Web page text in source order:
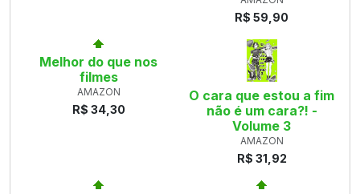
R$ 59,90
Melhor do que nos
filmes
AMAZON
R$ 34,30
O cara que estou a fim
não é um cara?! -
Volume 3
AMAZON
R$ 31,92